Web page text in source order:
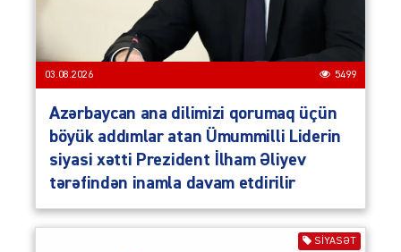
03.08.2026 5499
Azərbaycan ana dilimizi qorumaq üçün
böyük addımlar atan Ümummilli Liderin
siyasi xətti Prezident İlham Əliyev
tərəfindən inamla davam etdirilir
SIYASƏT